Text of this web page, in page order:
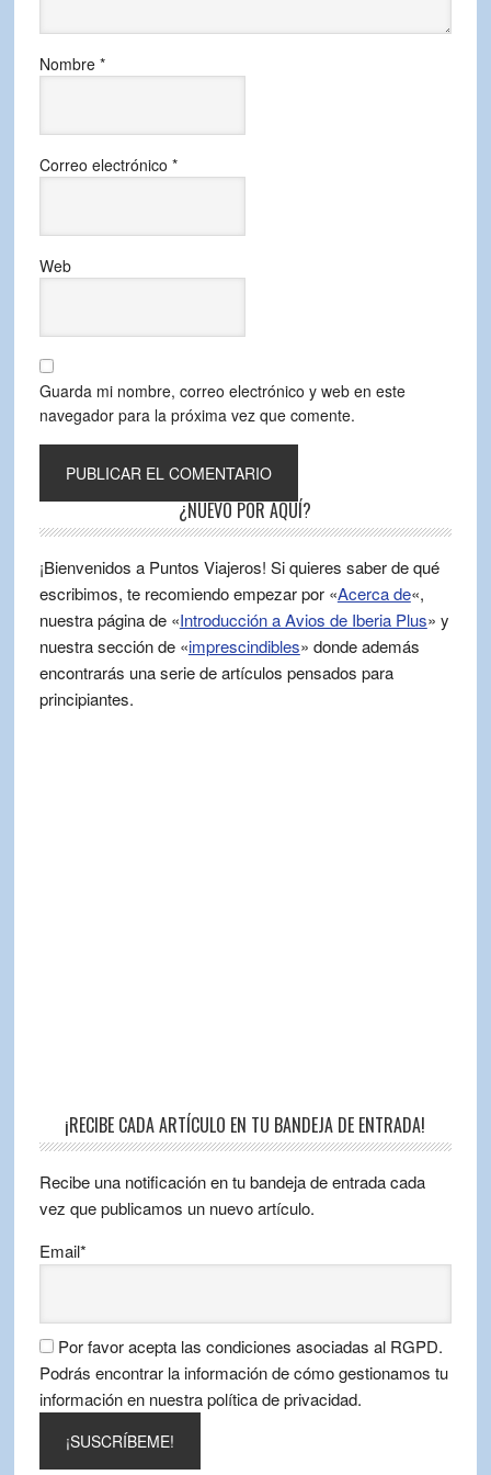
Nombre *
Correo electrónico *
Web
Guarda mi nombre, correo electrónico y web en este
navegador para la próxima vez que comente.
¿NUEVO POR AQUÍ?
¡Bienvenidos a Puntos Viajeros! Si quieres saber de qué
escribimos, te recomiendo empezar por «Acerca de«,
nuestra página de «Introducción a Avios de Iberia Plus» y
nuestra sección de «imprescindibles» donde además
encontrarás una serie de artículos pensados para
principiantes.
¡RECIBE CADA ARTÍCULO EN TU BANDEJA DE ENTRADA!
Recibe una notificación en tu bandeja de entrada cada
vez que publicamos un nuevo artículo.
Email*
Por favor acepta las condiciones asociadas al RGPD.
Podrás encontrar la información de cómo gestionamos tu
información en nuestra política de privacidad.